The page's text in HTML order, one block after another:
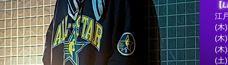
【
江
(木
(木
(木
(土